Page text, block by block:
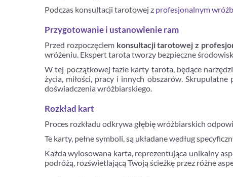
Podczas konsultacji tarotowej z profesjonalnym
Przygotowanie i ustanowienie ram
Przed rozpoczęciem konsultacji tarotowej z
wróżeniu. Ekspert tarota tworzy bezpieczne
W tej początkowej fazie karty tarota, będące
życia, miłości, pracy i innych obszarów.
doświadczenia wróżbiarskiego.
Rozkład kart
Proces rozkładu odkrywa głębię wróżbiarskich
Te karty, pełne symboli, są układane według
Każda wylosowana karta, reprezentująca unikalny
podróżą, rozświetlającą Twoją ścieżkę przez różne